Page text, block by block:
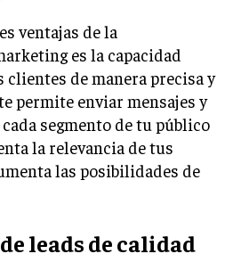
FINANCIEROS
ventajas de la
es la capacidad
clientes de manera precisa y
permite enviar mensajes y
segmento de tu público
la relevancia de tus
las posibilidades de
leads de calidad